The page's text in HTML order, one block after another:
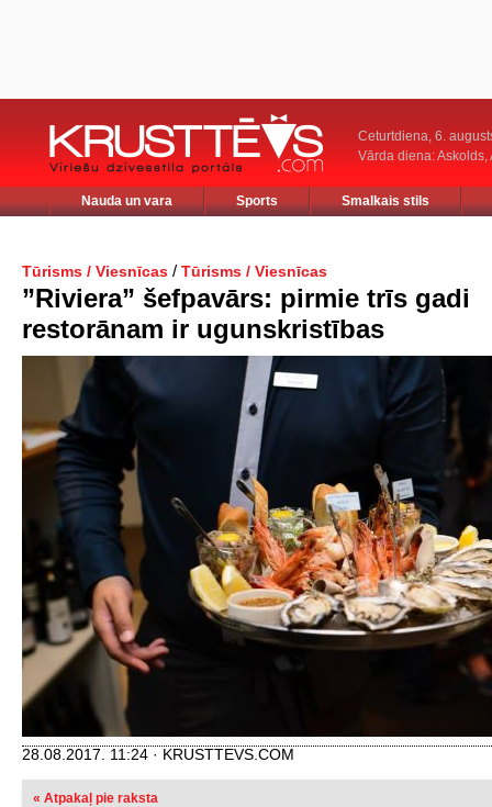
Ceturtdiena, 6.
Vārda diena: Askolds,
Nauda un vara Sports Smalkais stils
Tūrisms / Viesnīcas / Tūrisms / Viesnīcas
”Riviera” šefpavārs: pirmie trīs gadi
restorānam ir ugunskristības
28.08.2017. 11:24 · KRUSTTEVS.COM
« Atpakaļ pie raksta